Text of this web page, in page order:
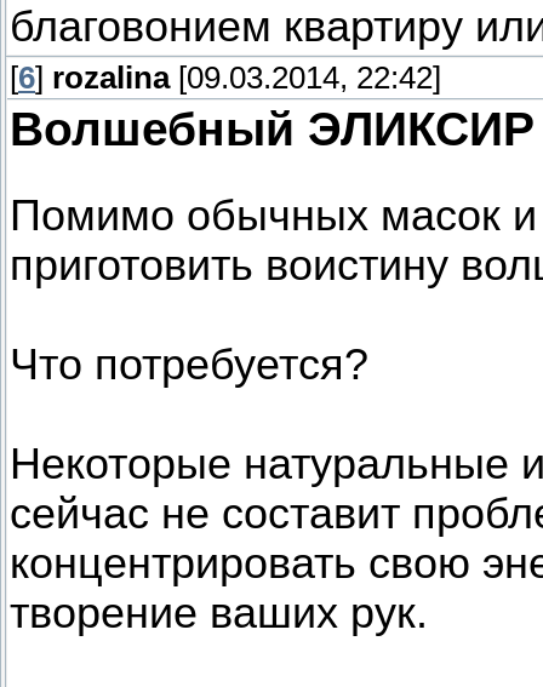
благовонием квартиру
[6] rozalina[09.03.2014, 22:42]
Волшебный ЭЛИКСИР
Помимо обычных масок
приготовить воистину
Что потребуется?
Некоторые натуральные
сейчас не составит
концентри­ровать свою
творение ваших рук.